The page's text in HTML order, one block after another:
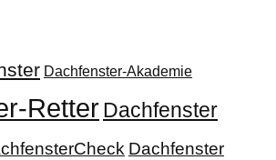
Dachfenster-Akademie
RetterDachfenster
Dachfenster